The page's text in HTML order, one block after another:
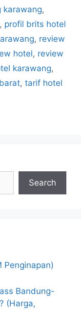
karawang,
, profil brits hotel
, review
hotel, review
karawang,
, tarif hotel
Search
Penginapan)
Bandung-
(Harga,